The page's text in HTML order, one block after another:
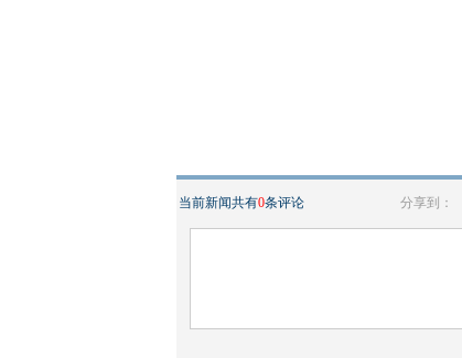
当前新闻共有0条评论 分享到：